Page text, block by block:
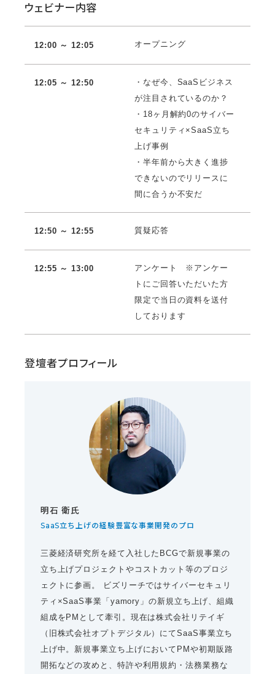
ウェビナー内容
12:00 ～ 12:05 オープニング
12:05 ～ 12:50
・なぜ今、SaaSビジネス
が注目されているのか？
・18ヶ月解約0のサイバー
セキュリティ×SaaS立ち
上げ事例
・半年前から大きく進捗
できないのでリリースに
間に合うか不安だ
12:50 ～ 12:55 質疑応答
12:55 ～ 13:00
アンケート ※アンケー
トにご回答いただいた方
限定で当日の資料を送付
しております
登壇者プロフィール
明石 衛氏
SaaS立ち上げの経験豊富な事業開発のプロ
三菱経済研究所を経て入社したBCGで新規事業の
立ち上げプロジェクトやコストカット等のプロジ
ェクトに参画。 ビズリーチではサイバーセキュリ
ティ×SaaS事業「yamory」の新規立ち上げ、組織
組成をPMとして牽引。現在は株式会社リテイギ
（旧株式会社オプトデジタル）にてSaaS事業立ち
上げ中。新規事業立ち上げにおいてPMや初期販路
開拓などの攻めと、特許や利用規約・法務業務な